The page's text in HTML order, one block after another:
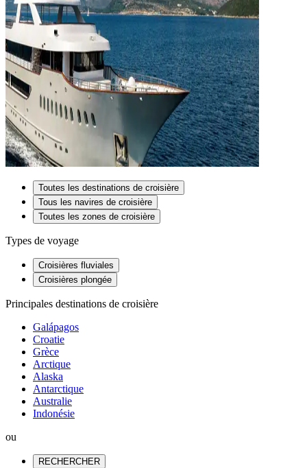
Toutes les destinations de croisière
Tous les navires de croisière
Toutes les zones de croisière
Types de voyage
Croisières fluviales
Croisières plongée
Principales destinations de croisière
Galápagos
Croatie
Grèce
Arctique
Alaska
Antarctique
Australie
Indonésie
ou
RECHERCHER